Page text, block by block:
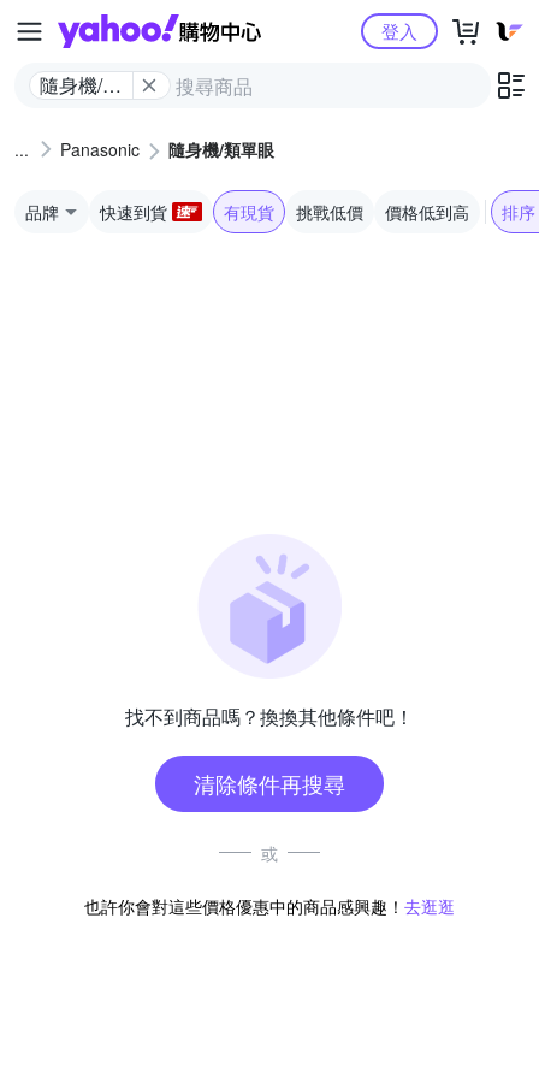
Yahoo購物中心
隨身機/類
登入
Panasonic 隨身機/類單眼
品牌 快速到貨 有現貨 挑戰低價 價格低到高 排序
找不到商品嗎？換換其他條件吧！
清除條件再搜尋
或
也許你會對這些價格優惠中的商品感興趣！ 去逛逛